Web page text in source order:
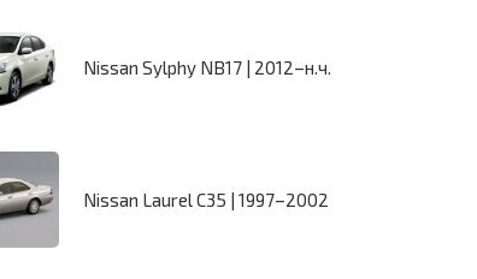
Nissan Sylphy NB17 | 2012–н.ч.
Nissan Laurel C35 | 1997–2002